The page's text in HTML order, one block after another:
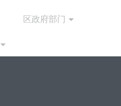
区政府部门